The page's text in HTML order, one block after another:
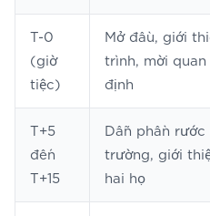
T-0
(giờ
tiệc)
Mở đầu, giới
trình, mời quan
định
T+5
đến
T+15
Dẫn phần
trường, giới
hai họ